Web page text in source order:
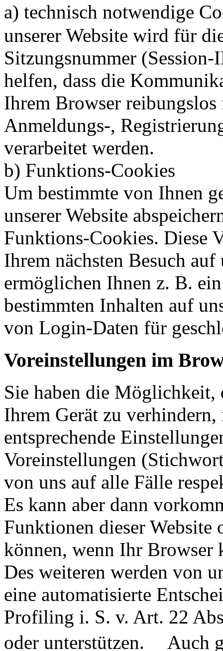
a) technisch notwendige
unserer Website wird für
Sitzungsnummer
helfen, dass die
Ihrem Browser
Anmeldungs-,
verarbeitet werden.
b) Funktions-Cookies
Um bestimmte von Ihnen
unserer Website
Funktions-Cookies. Diese
Ihrem nächsten Besuch
ermöglichen Ihnen z. B.
bestimmten Inhalten auf
von Login-Daten für
Voreinstellungen im
Sie haben die Möglichkeit,
Ihrem Gerät zu
entsprechende
Voreinstellungen
von uns auf alle Fälle
Es kann aber dann
Funktionen dieser Website
können, wenn Ihr Browser
Des weiteren werden von
eine automatisierte
Profiling i. S. v. Art. 22
oder unterstützen. Auch